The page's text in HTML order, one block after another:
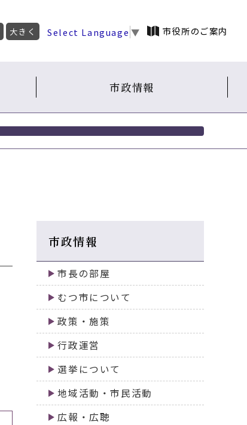
大きく Select Language ▼ 市役所のご案内
市政情報
市政情報
市長の部屋
むつ市について
政策・施策
行政運営
選挙について
地域活動・市民活動
広報・広聴